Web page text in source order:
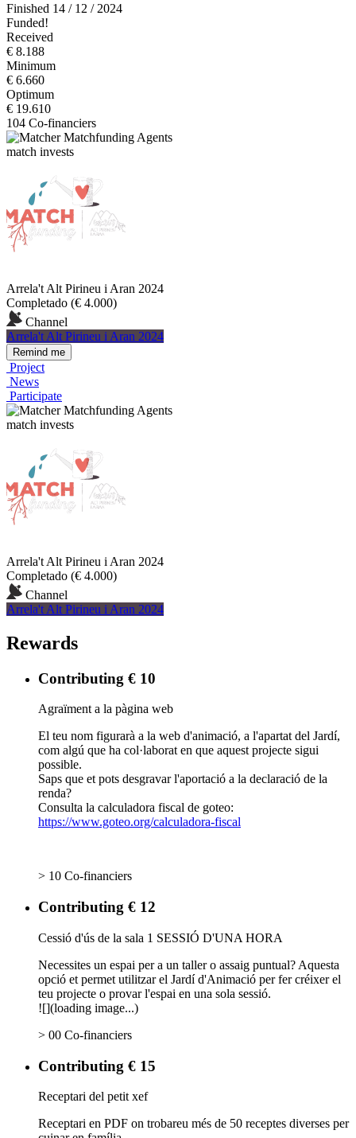
Finished 14 / 12 / 2024
Funded!
Received
€ 8.188
Minimum
€ 6.660
Optimum
€ 19.610
104 Co-financiers
Matchfunding Agents
match invests
Arrela't Alt Pirineu i Aran 2024
Completado (€ 4.000)
Channel
Arrela't Alt Pirineu i Aran 2024
Remind me
Project
News
Participate
Matchfunding Agents
match invests
Arrela't Alt Pirineu i Aran 2024
Completado (€ 4.000)
Channel
Arrela't Alt Pirineu i Aran 2024
Rewards
Contributing € 10
Agraïment a la pàgina web
El teu nom figurarà a la web d'animació, a l'apartat del Jardí,
com algú que ha col·laborat en que aquest projecte sigui
possible.
Saps que et pots desgravar l'aportació a la declaració de la
renda?
Consulta la calculadora fiscal de goteo:
https://www.goteo.org/calculadora-fiscal
> 10 Co-financiers
Contributing € 12
Cessió d'ús de la sala 1 SESSIÓ D'UNA HORA
Necessites un espai per a un taller o assaig puntual? Aquesta
opció et permet utilitzar el Jardí d'Animació per fer créixer el
teu projecte o provar l'espai en una sola sessió.
![](loading image...)
> 00 Co-financiers
Contributing € 15
Receptari del petit xef
Receptari en PDF on trobareu més de 50 receptes diverses per